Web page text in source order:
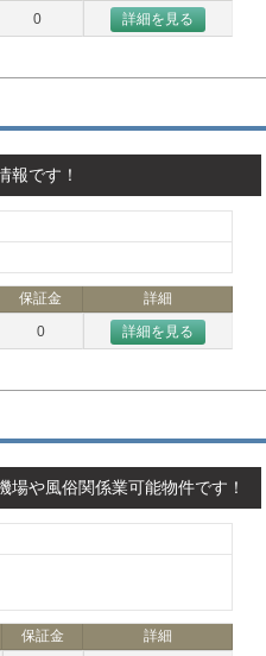
0 詳細を見る
報です！
保証金 詳細
0 詳細を見る
や風俗関係業可能物件です！
保証金 詳細